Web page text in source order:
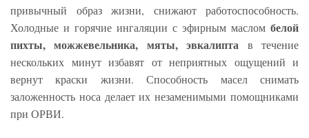
привычный образ жизни, снижают работоспособность.
Холодные и горячие ингаляции с эфирным маслом белой
пихты, можжевельника, мяты, эвкалипта в течение
нескольких минут избавят от неприятных ощущений и
вернут краски жизни. Способность масел снимать
заложенность носа делает их незаменимыми помощниками
при ОРВИ.